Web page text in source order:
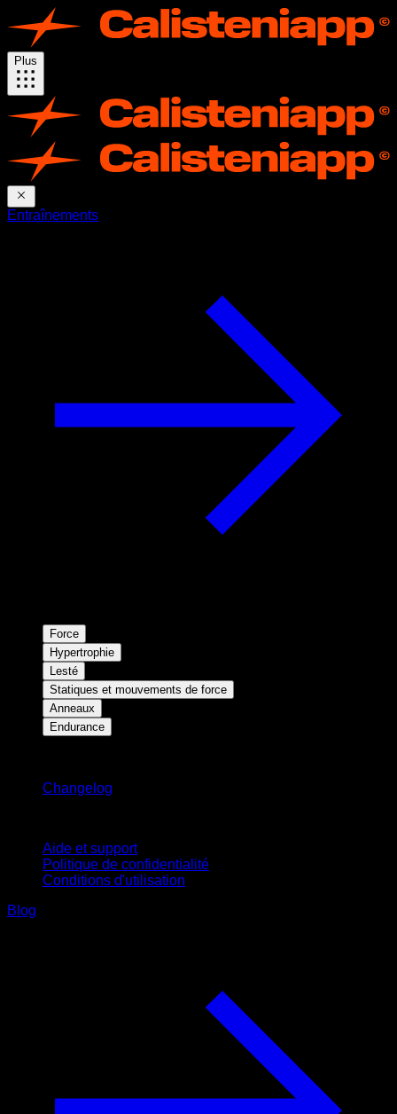
Plus
Entraînements
Force
Hypertrophie
Lesté
Statiques et mouvements de force
Anneaux
Endurance
Changelog
Aide et support
Politique de confidentialité
Conditions d'utilisation
Blog